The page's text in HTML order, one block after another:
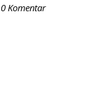
0 Komentar